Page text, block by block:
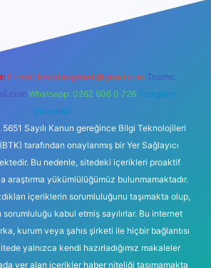
E-mail: backlinkpaneli@gmail.com Teams:
Whatsapp: 0262 606 0 726 Telegram:
@karabul
5651 Sayılı Kanun gereğince Bilgi Teknolojileri
tarafından onaylanmış bir Yer Sağlayıcı
Bu nedenle, sitedeki içerikleri proaktif
araştırma yükümlülüğümüz bulunmamaktadır.
içeriklerin sorumluluğunu taşımakta olup,
kabul etmiş sayılırlar. Bu internet
kurum veya şahıs şirketi ile hiçbir bağlantısı
yalnızca kendi hazırladığımız makaleler
yer alan içerikler haber niteliği taşımamakta